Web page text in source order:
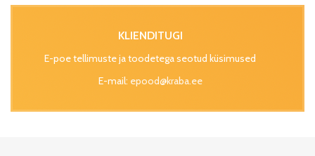
KLIENDITUGI
E-poe tellimuste ja toodetega seotud küsimused
E-mail: epood@kraba.ee